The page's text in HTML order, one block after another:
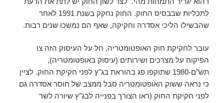
לתכליות שבבסיס החוק. החוק נחקק בשנת 1991 לאחר
שהבשילו הליכי אסדרה וחקיקה, שאף הם נמשכו שנים רבות.
עובר לחקיקת חוק האופטומטריה, חל על העיסוק הזה צו
הפיקוח על מצרכים ושירותים (עיסוק באופטומטריה),
תש"ם-1980 שתוקפו פג בהוראת בג"ץ לפני חקיקת החוק. לציין
כי נראה ששוק האופטומטריה סבל ממצב של חוסר אסדרה גם
לפני חקיקת החוק (ראו הצורך בפנייה לבג"ץ שיורה לשר